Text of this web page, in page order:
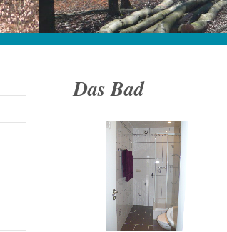
Das Bad